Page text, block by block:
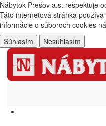
Nábytok Prešov a.s. rešpektuje
Táto internetová stránka
informácie o súboroch cookies
Súhlasím
Nesúhlasím